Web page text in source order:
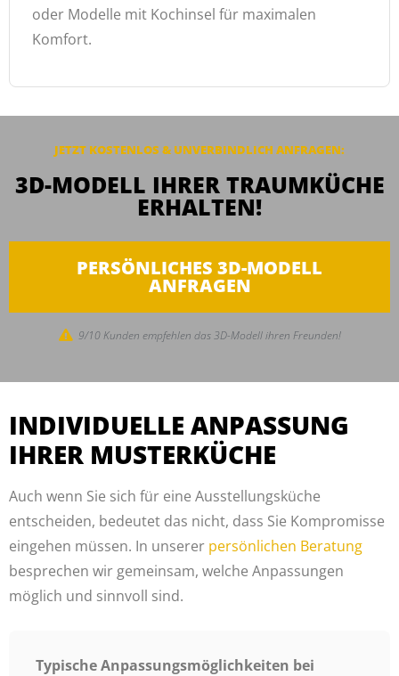
oder Modelle mit Kochinsel für maximalen
Komfort.
JETZT KOSTENLOS & UNVERBINDLICH ANFRAGEN:
3D-MODELL IHRER TRAUMKÜCHE
ERHALTEN!
PERSÖNLICHES 3D-MODELL
ANFRAGEN
9/10 Kunden empfehlen das 3D-Modell ihren Freunden!
INDIVIDUELLE ANPASSUNG
IHRER MUSTERKÜCHE
Auch wenn Sie sich für eine Ausstellungsküche
entscheiden, bedeutet das nicht, dass Sie Kompromisse
eingehen müssen. In unserer persönlichen Beratung
besprechen wir gemeinsam, welche Anpassungen
möglich und sinnvoll sind.
Typische Anpassungsmöglichkeiten bei